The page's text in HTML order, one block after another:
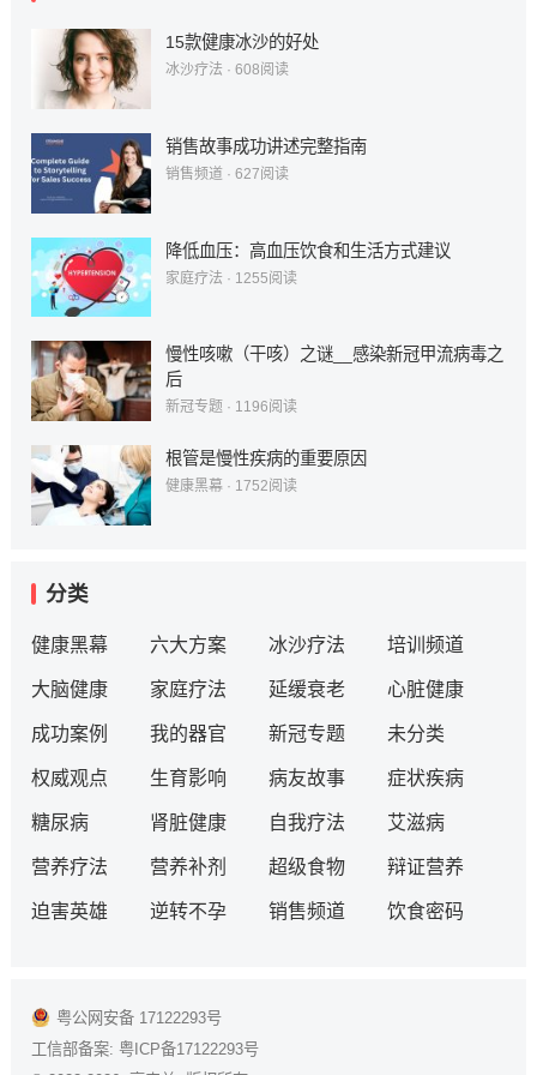
15款健康冰沙的好处
冰沙疗法 · 608阅读
销售故事成功讲述完整指南
销售频道· 627阅读
降低血压：高血压饮食和生活方式建议
家庭疗法 · 1255阅读
慢性咳嗽（干咳）之谜__感染新冠甲流病毒之
后
新冠专题 · 1196阅读
根管是慢性疾病的重要原因
健康黑幕· 1752阅读
分类
健康黑幕 六大方案 冰沙疗法 培训频道
大脑健康 家庭疗法 延缓衰老 心脏健康
成功案例 我的器官 新冠专题 未分类
权威观点 生育影响 病友故事 症状疾病
糖尿病 肾脏健康 自我疗法 艾滋病
营养疗法 营养补剂 超级食物 辩证营养
迫害英雄 逆转不孕 销售频道 饮食密码
粤公网安备 17122293号
工信部备案: 粤ICP备17122293号